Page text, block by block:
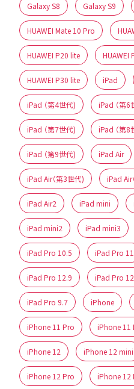
Galaxy S8 Galaxy S9
HUAWEI Mate 10 Pro
HUAWEI P20 lite HUAWEI
HUAWEI P30 lite iPad
iPad （第4世代) iPad （第6
iPad （第7世代) iPad （第8
iPad （第9世代) iPad Air
iPad Air（第3世代) iPad Air
iPad Air2 iPad mini
iPad mini2 iPad mini3
iPad Pro 10.5 iPad Pro 11
iPad Pro 12.9 iPad Pro
iPad Pro 9.7 iPhone
iPhone 11 Pro iPhone 11
iPhone 12 iPhone 12 mini
iPhone 12 Pro iPhone 12